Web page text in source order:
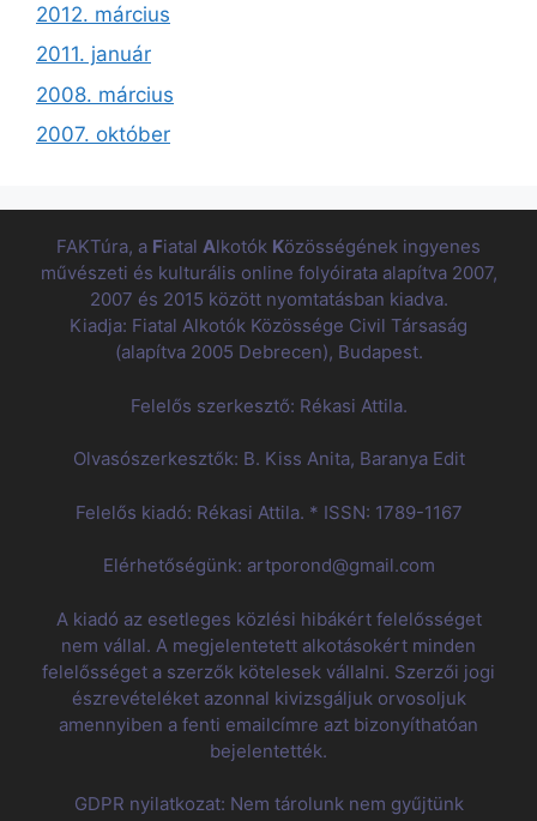
2012. március
2011. január
2008. március
2007. október
FAKTúra, a Fiatal Alkotók Közösségének ingyenes
művészeti és kulturális online folyóirata alapítva 2007,
2007 és 2015 között nyomtatásban kiadva.
Kiadja: Fiatal Alkotók Közössége Civil Társaság
(alapítva 2005 Debrecen), Budapest.
Felelős szerkesztő: Rékasi Attila.
Olvasószerkesztők: B. Kiss Anita, Baranya Edit
Felelős kiadó: Rékasi Attila. * ISSN: 1789-1167
Elérhetőségünk: artporond@gmail.com
A kiadó az esetleges közlési hibákért felelősséget
nem vállal. A megjelentetett alkotásokért minden
felelősséget a szerzők kötelesek vállalni. Szerzői jogi
észrevételéket azonnal kivizsgáljuk orvosoljuk
amennyiben a fenti emailcímre azt bizonyíthatóan
bejelentették.
GDPR nyilatkozat: Nem tárolunk nem gyűjtünk